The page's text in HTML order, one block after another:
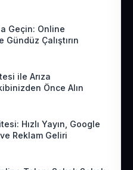
Geçin: Online
Gündüz Çalıştırın
ile Arıza
Önce Alın
Hızlı Yayın, Google
Reklam Geliri